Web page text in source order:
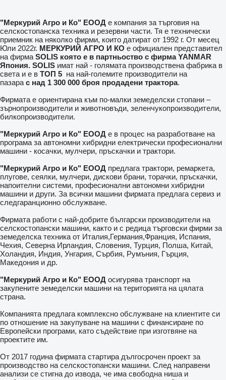
"Меркурий Агро и Ко" ЕООД e компания за търговия на
селскостопанска техника и резервни части. Тя е технически
приемник на няколко фирми, които датират от 1992 г. От месец
Юли 2022г. МЕРКУРИЙ АГРО И КО е официален представител
на фирма SOLIS която е в партньоство с фирма YANMAR
Япония. SOLIS имат най - голямата производствена фабрика в
света и е в ТОП 5 на най-големите производители на
пазарa с над 1 300 000 броя продадени трактора.
Фирмата е ориентирана към по-малки земеделски стопани –
зърнопроизводители и животновъди, зеленчукопроизводители,
билкопроизводители.
"Меркурий Агро и Ко" ЕООД е в процес на разработване на
програма за автономни хибридни електрически професионални
машини - косачки, мулчери, пръскачки и трактори.
"Меркурий Агро и Ко" ЕООД предлага трактори, ремаркета,
плугове, сеялки, мулчери, дискови брани, торачки, пръскачки,
напоителни системи, професионални автономни хибридни
машини и други. За всички машини фирмата предлага сервиз и
следгаранционно обслужване.
Фирмата работи с най-добрите български производители на
селскостопански машини, както и с редица търговски фирми за
земеделска техника от Италия,Германия,Франция, Испания,
Чехия, Северна Ирландия, Словения, Турция, Полша, Китай,
Холандия, Индия, Унгария, Сърбия, Румъния, Гърция,
Македония и др.
"Меркурий Агро и Ко" ЕООД осигурява транспорт на
закупените земеделски машини на територията на цялата
страна.
Компанията предлага комплексно обслужване на клиентите си
по отношение на закупуване на машини с финансиране по
Европейски програми, като съдействие при изготвяне на
проектите им.
От 2017 година фирмата стартира дългосрочен проект за
производство на селскостопански машини. След направени
анализи се стигна до извода, че има свободна ниша и